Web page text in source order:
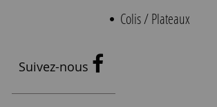
Colis / Plateaux
Suivez-nous